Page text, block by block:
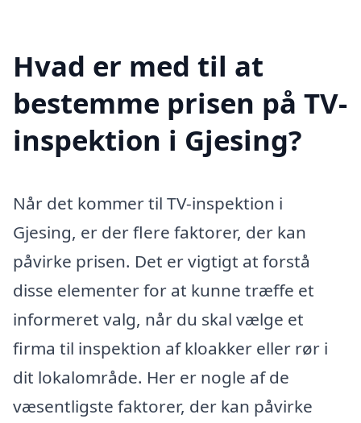
Hvad er med til at
bestemme prisen på TV-
inspektion i Gjesing?
Når det kommer til TV-inspektion i
Gjesing, er der flere faktorer, der kan
påvirke prisen. Det er vigtigt at forstå
disse elementer for at kunne træffe et
informeret valg, når du skal vælge et
firma til inspektion af kloakker eller rør i
dit lokalområde. Her er nogle af de
væsentligste faktorer, der kan påvirke